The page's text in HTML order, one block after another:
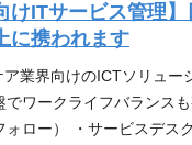
・知識をお持ちの方 ・グ
識をお持ちの方 ・コン
中心としたヘルスケア業
。
けITサービス管理
に携われます
業界向けのICTソリュ
でワークライフバランス
ォロー） ・サービスデス